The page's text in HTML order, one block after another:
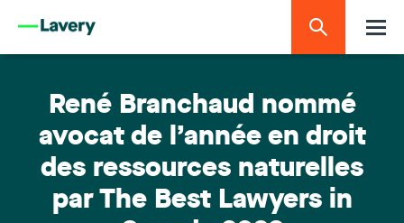
René Branchaud nommé
avocat de l’année en droit
des ressources naturelles
par The Best Lawyers in